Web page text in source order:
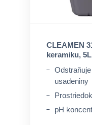
CLEAMEN
keramiku, 5L
usadeniny